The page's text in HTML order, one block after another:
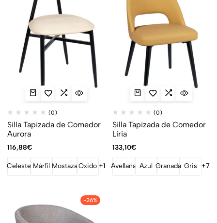
(0)
Silla Tapizada de Comedor
Aurora
116,88€
Celeste Márfil MostazaOxido +1
(0)
Silla Tapizada de Comedor
Liria
133,10€
Avellana Azul Granada Gris +7
-26%